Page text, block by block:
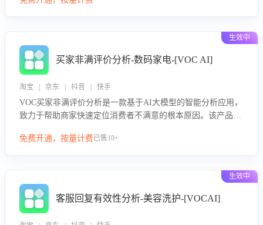
绪、归因争议根源，并客观评估客服应对合理性与成效。系统
生效中
买家非满评价分析-数码家电-[VOC AI]
淘宝 | 京东 | 抖音 | 快手
VOC买家非满评价分析是一款基于AI大模型的智能分析应用，
致力于帮助商家快速定位消费者不满意的根本原因。该产品可
或其它部门原因，明确责任归属，提供可落地的改进建议与策
免费开通，按量计费已售10+
生效中
客服回复有效性分析-美容洗护-[VOCAI]